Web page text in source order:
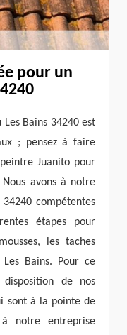
pour un
Bains 34240 est
; pensez à faire
Juanito pour
avons à notre
compétentes
étapes pour
les taches
Bains. Pour ce
de nos
sont à la pointe de
à notre entreprise